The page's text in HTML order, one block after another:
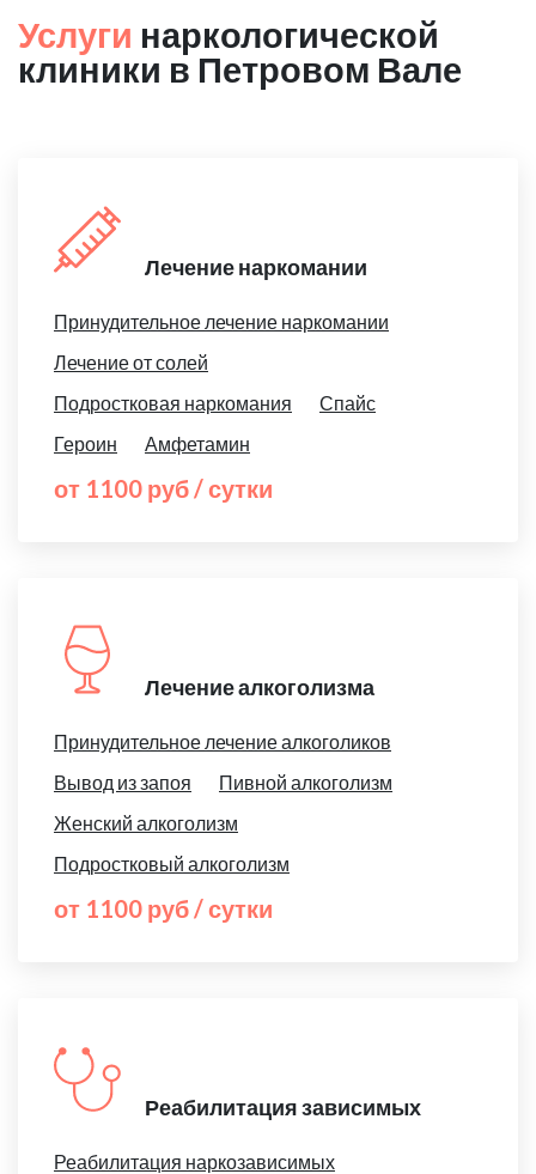
Услуги наркологической
клиники в Петровом Вале
Лечение наркомании
Принудительное лечение наркомании
Лечение от солей
Подростковая наркомания
Спайс
Героин
Амфетамин
от 1100 руб / сутки
Лечение алкоголизма
Принудительное лечение алкоголиков
Вывод из запоя
Пивной алкоголизм
Женский алкоголизм
Подростковый алкоголизм
от 1100 руб / сутки
Реабилитация зависимых
Реабилитация наркозависимых